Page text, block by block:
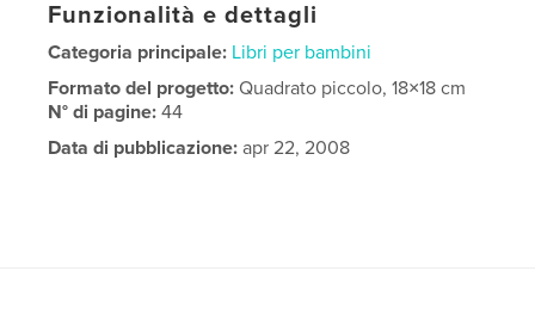
Funzionalità e dettagli
Categoria principale: Libri per bambini
Formato del progetto:Quadrato piccolo, 18×18 cm
N° di pagine:44
Data di pubblicazione: apr 22, 2008